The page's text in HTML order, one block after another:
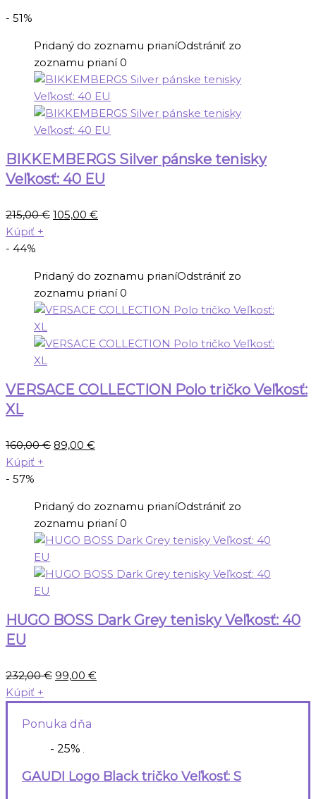
- 51%
Pridaný do zoznamu prianíOdstrániť zo
zoznamu prianí 0
BIKKEMBERGS Silver pánske tenisky
Veľkosť: 40 EU
215,00€ Pôvodná
105,00 €
Kúpiť +
- 44%
Pridaný do zoznamu prianíOdstrániť zo
zoznamu prianí 0
VERSACE COLLECTION Polo tričko Veľkosť:
XL
160,00€ Pôvodná
89,00 €
Kúpiť +
- 57%
Pridaný do zoznamu prianíOdstrániť zo
zoznamu prianí 0
HUGO BOSS Dark Grey tenisky Veľkosť: 40
EU
232,00€ Pôvodná
232,00 €.
99,00 €
Kúpiť +
Ponuka dňa
- 25%
GAUDI Logo Black tričko Veľkosť: S